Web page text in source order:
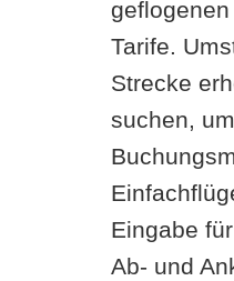
Tarife.
Strecke
suchen,
Eingabe
Ab- und